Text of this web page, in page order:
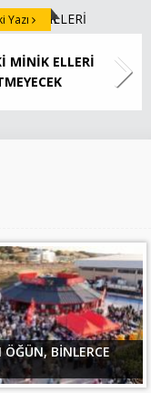
MİNİK ELLERİ
Yazı
BİNLERCE